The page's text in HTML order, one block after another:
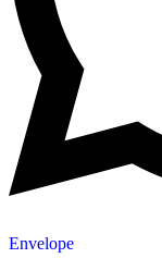
Envelope